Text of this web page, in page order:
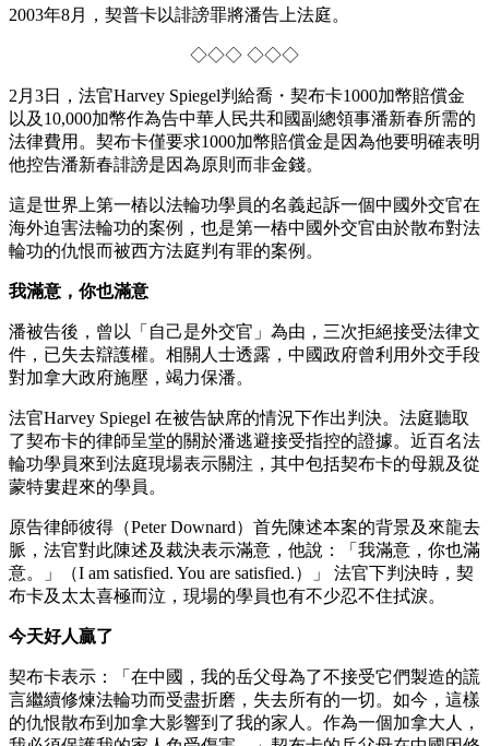
2003年8月，契普卡以誹謗罪將潘告上法庭。
◇◇◇ ◇◇◇
2月3日，法官Harvey Spiegel判給喬・契布卡1000加幣賠償金
以及10,000加幣作為告中華人民共和國副總領事潘新春所需的
法律費用。契布卡僅要求1000加幣賠償金是因為他要明確表明
他控告潘新春誹謗是因為原則而非金錢。
這是世界上第一樁以法輪功學員的名義起訴一個中國外交官在
海外迫害法輪功的案例，也是第一樁中國外交官由於散布對法
輪功的仇恨而被西方法庭判有罪的案例。
我滿意，你也滿意
潘被告後，曾以「自己是外交官」為由，三次拒絕接受法律文
件，已失去辯護權。相關人士透露，中國政府曾利用外交手段
對加拿大政府施壓，竭力保潘。
法官Harvey Spiegel 在被告缺席的情況下作出判決。法庭聽取
了契布卡的律師呈堂的關於潘逃避接受指控的證據。近百名法
輪功學員來到法庭現場表示關注，其中包括契布卡的母親及從
蒙特婁趕來的學員。
原告律師彼得（Peter Downard）首先陳述本案的背景及來龍去
脈，法官對此陳述及裁決表示滿意，他說：「我滿意，你也滿
意。」（I am satisfied. You are satisfied.）」 法官下判決時，契
布卡及太太喜極而泣，現場的學員也有不少忍不住拭淚。
今天好人贏了
契布卡表示：「在中國，我的岳父母為了不接受它們製造的謊
言繼續修煉法輪功而受盡折磨，失去所有的一切。如今，這樣
的仇恨散布到加拿大影響到了我的家人。作為一個加拿大人，